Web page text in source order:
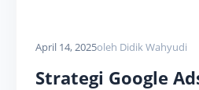
April 14, 2025oleh Didik Wahyudi
Strategi Google